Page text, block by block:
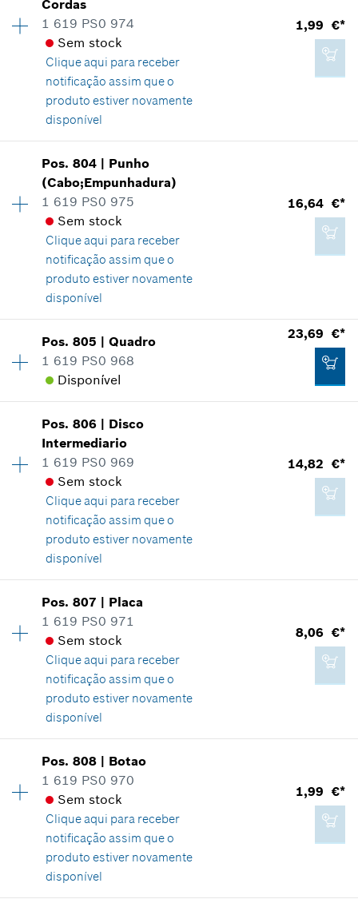
fabricante incluindo IVA
Adicionar ao carrinho das compras
Informações de peças sobressalentes
Comprovante de aplicação
Indicar na apresentação
6,96 €*
*Recomendação de preço não vinculativa do
fabricante incluindo IVA
Adicionar ao carrinho das compras
Cordas
1 619 PS0 974
Sem stock
Clique aqui para receber
notificação assim que o
produto estiver novamente
disponível
1,99 €*
Grupo de preço:13
Informações de peças sobressalentes
Comprovante de aplicação
Indicar na apresentação
1,99 €*
*Recomendação de preço não vinculativa do
fabricante incluindo IVA
Adicionar ao carrinho das compras
Pos.804 | Punho
(Cabo;Empunhadura)
1 619 PS0 975
Sem stock
Clique aqui para receber
notificação assim que o
produto estiver novamente
disponível
16,64 €*
Grupo de preço:28
Informações de peças sobressalentes
16,64 €*
*Recomendação de preço não vinculativa do
fabricante incluindo IVA
Adicionar ao carrinho das compras
Pos.805 |Quadro
1 619 PS0 968
Disponível
23,69 €*
Grupo de preço:
Informações de peças sobressalentes
Comprovante de aplicação
Indicar na apresentação
23,69 €*
*Recomendação de preço não vinculativa do
fabricante incluindo IVA
Adicionar ao carrinho das compras
Pos.806 | Disco
Intermediario
1 619 PS0 969
Sem stock
Clique aqui para receber
notificação assim que o
produto estiver novamente
disponível
14,82 €*
Grupo de preço:
Informações de peças sobressalentes
Comprovante de aplicação
Indicar na apresentação
14,82 €*
*Recomendação de preço não vinculativa do
fabricante incluindo IVA
Adicionar ao carrinho das compras
Pos.807 | Placa
1 619 PS0 971
Sem stock
Clique aqui para receber
notificação assim que o
produto estiver novamente
disponível
8,06 €*
Grupo de preço:22
Informações de peças sobressalentes
Comprovante de aplicação
Indicar na apresentação
Pos.808 | Botao
1 619 PS0 970
Sem stock
Clique aqui para receber
notificação assim que o
produto estiver novamente
disponível
1,99 €*